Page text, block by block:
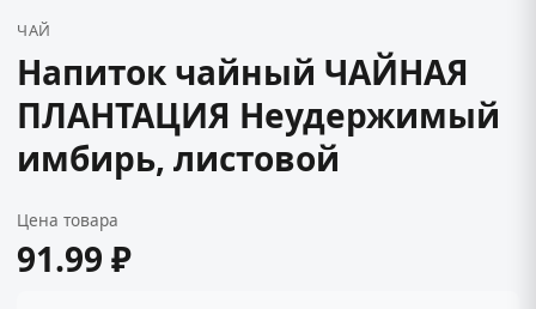
ЧАЙ
Напиток чайный ЧАЙНАЯ
ПЛАНТАЦИЯ Неудержимый
имбирь, листовой
Цена товара
91.99 ₽